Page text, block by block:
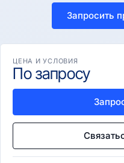
Запросить
ЦЕНА И УСЛОВИЯ
По запросу